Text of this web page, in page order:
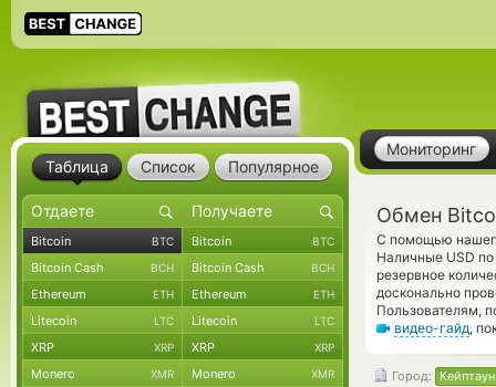
Мониторинг
Обмен
С помощью
Наличные USD
резервное
досконально
Пользователям,
видео-гайд,
Город: Кейптаун
Таблица Список Популярное
Bitcoin BTC Bitcoin BTC
Bitcoin Cash BCH Bitcoin Cash BCH
Ethereum ETH Ethereum ETH
Litecoin LTC Litecoin LTC
XRP XRP XRP XRP
Monero XMR Monero XMR